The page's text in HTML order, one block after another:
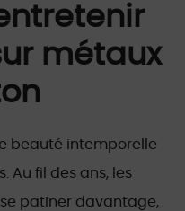
métaux
beauté intemporelle
Au fil des ans, les
patiner davantage,